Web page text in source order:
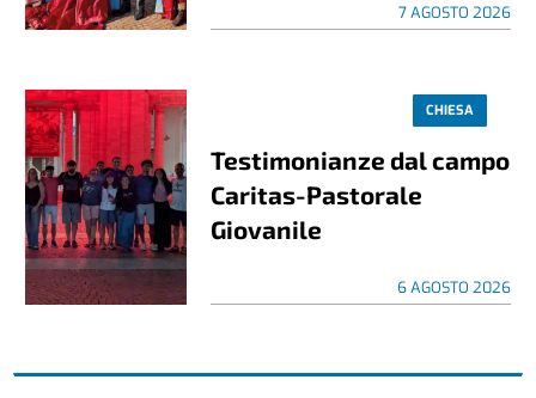
7 AGOSTO 2026
CHIESA
Testimonianze dal campo
Caritas-Pastorale
Giovanile
6 AGOSTO 2026